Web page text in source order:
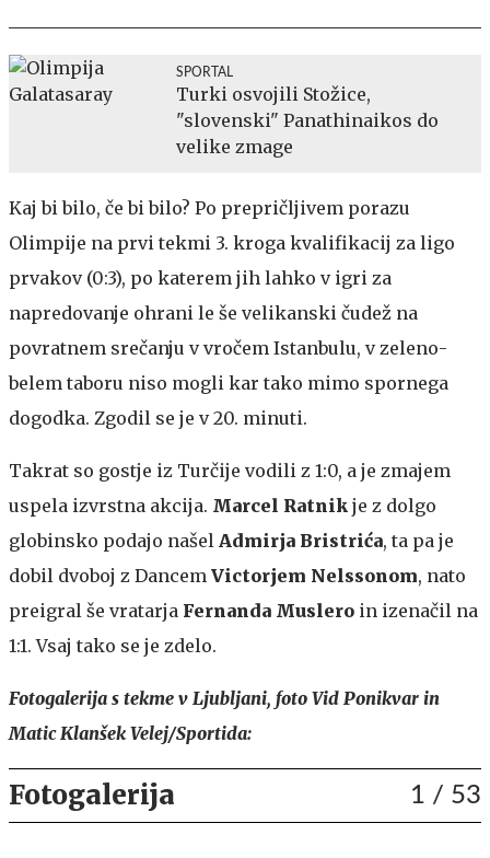
SPORTAL
Turki osvojili Stožice,
"slovenski" Panathinaikos do
velike zmage
Kaj bi bilo, če bi bilo? Po prepričljivem porazu
Olimpije na prvi tekmi 3. kroga kvalifikacij za ligo
prvakov (0:3), po katerem jih lahko v igri za
napredovanje ohrani le še velikanski čudež na
povratnem srečanju v vročem Istanbulu, v zeleno-
belem taboru niso mogli kar tako mimo spornega
dogodka. Zgodil se je v 20. minuti.
Takrat so gostje iz Turčije vodili z 1:0, a je zmajem
uspela izvrstna akcija. Marcel Ratnik je z dolgo
globinsko podajo našel Admirja Bristrića, ta pa je
dobil dvoboj z Dancem Victorjem Nelssonom, nato
preigral še vratarja Fernanda Muslero in izenačil na
1:1. Vsaj tako se je zdelo.
Fotogalerija s tekme v Ljubljani, foto Vid Ponikvar in
Matic Klanšek Velej/Sportida:
Fotogalerija 1 / 53